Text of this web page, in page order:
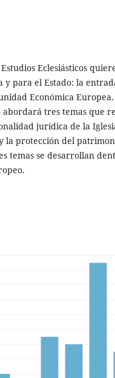
Eclesiásticos
para el Estado: la
Económica
tres temas que
jurídica de la
la protección del
temas se desarrollan